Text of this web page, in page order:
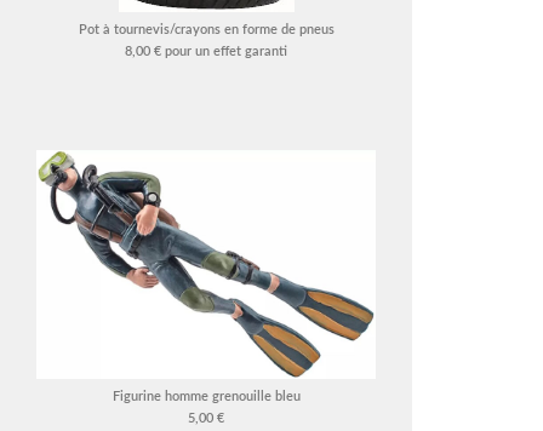
Pot à tournevis/crayons en forme de pneus
8,00 € pour un effet garanti
Figurine homme grenouille bleu
5,00 €